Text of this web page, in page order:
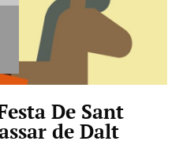
De Sant
de Dalt